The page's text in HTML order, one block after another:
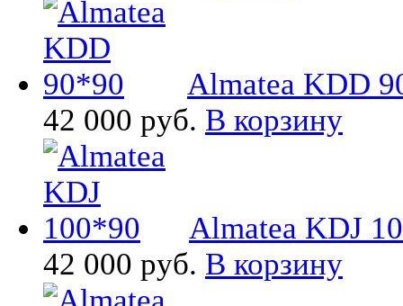
Almatea KDD
42 000 руб. В корзину
Almatea KDJ
42 000 руб. В корзину